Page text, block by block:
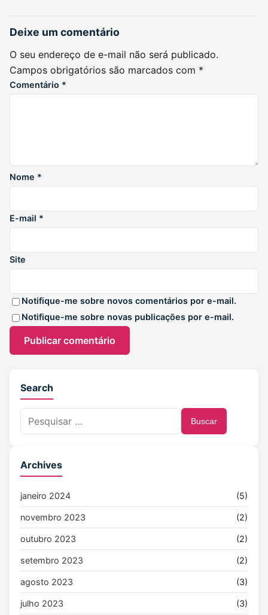
Deixe um comentário
O seu endereço de e-mail não será publicado.
Campos obrigatórios são marcados com *
Comentário *
Nome *
E-mail *
Site
Notifique-me sobre novos comentários por e-mail.
Notifique-me sobre novas publicações por e-mail.
Search
Buscar
Archives
janeiro 2024 (5)
novembro 2023 (2)
outubro 2023 (2)
setembro 2023 (2)
agosto 2023 (3)
julho 2023 (3)